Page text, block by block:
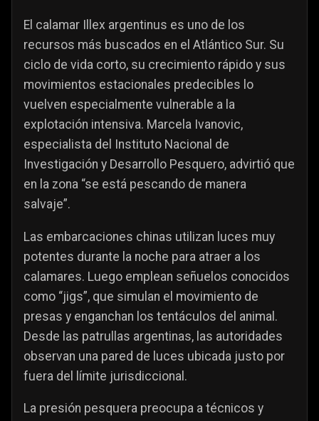
El calamar Illex argentinus es uno de los
recursos más buscados en el Atlántico Sur. Su
ciclo de vida corto, su crecimiento rápido y sus
movimientos estacionales predecibles lo
vuelven especialmente vulnerable a la
explotación intensiva. Marcela Ivanovic,
especialista del Instituto Nacional de
Investigación y Desarrollo Pesquero, advirtió que
en la zona “se está pescando de manera
salvaje”.
Las embarcaciones chinas utilizan luces muy
potentes durante la noche para atraer a los
calamares. Luego emplean señuelos conocidos
como “jigs”, que simulan el movimiento de
presas y enganchan los tentáculos del animal.
Desde las patrullas argentinas, las autoridades
observan una pared de luces ubicada justo por
fuera del límite jurisdiccional.
La presión pesquera preocupa a técnicos y